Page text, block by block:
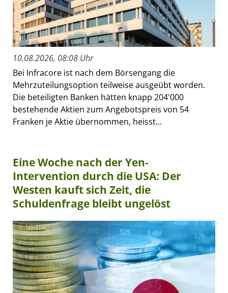
10.08.2026, 08:08 Uhr
Bei Infracore ist nach dem Börsengang die
Mehrzuteilungsoption teilweise ausgeübt worden.
Die beteiligten Banken hätten knapp 204'000
bestehende Aktien zum Angebotspreis von 54
Franken je Aktie übernommen, heisst...
Eine Woche nach der Yen-
Intervention durch die USA: Der
Westen kauft sich Zeit, die
Schuldenfrage bleibt ungelöst